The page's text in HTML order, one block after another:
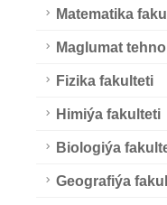
Matematika
Maglumat
Fizika fakulteti
Himiýa fakulteti
Biologiýa
Geografiýa